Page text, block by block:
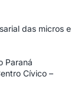
das micros e
Paraná
Cívico –